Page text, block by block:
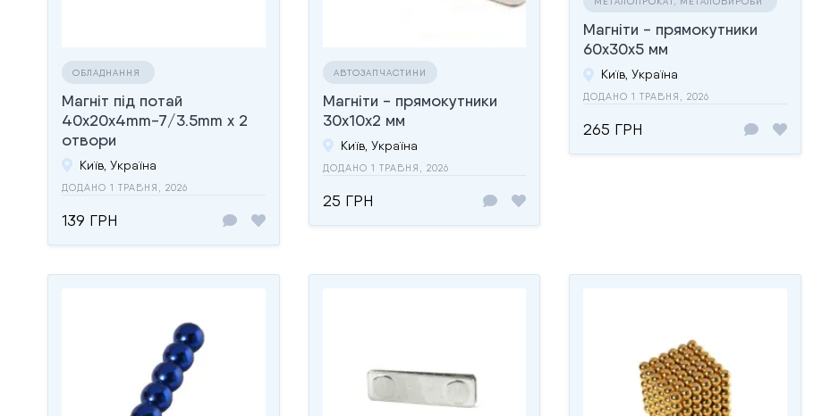
ОБЛАДНАННЯ
Магніт під потай
40x20x4mm-7/3.5mm х 2
отвори
Київ, Україна
ДОДАНО 1 ТРАВНЯ, 2026
139 ГРН
АВТОЗАПЧАСТИНИ
Магніти - прямокутники
30x10x2 мм
Київ, Україна
ДОДАНО 1 ТРАВНЯ, 2026
25 ГРН
Магніти - прямокутники
60x30x5 мм
Київ, Україна
ДОДАНО 1 ТРАВНЯ, 2026
265 ГРН